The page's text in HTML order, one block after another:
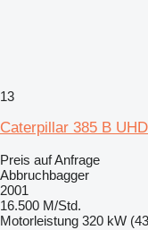
13
Caterpillar 385 B UHD
Preis auf Anfrage
Abbruchbagger
2001
16.500 M/Std.
Motorleistung 320 kW